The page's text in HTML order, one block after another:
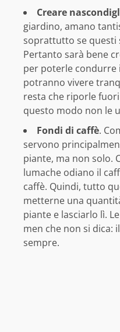
Creare
giardino, amano
soprattutto se questi
Pertanto sarà bene
per poterle condurre
potranno vivere
resta che riporle
questo modo non le
Fondi di caffè.
servono
piante, ma non solo.
lumache odiano il
caffè. Quindi, tutto
metterne una
piante e lasciarlo lì.
men che non si dica:
sempre.